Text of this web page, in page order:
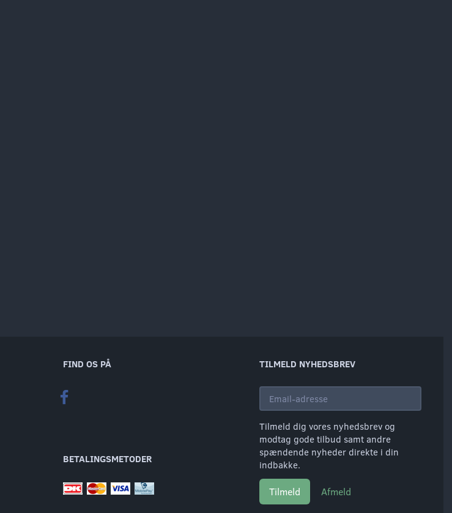
FIND OS PÅ
BETALINGSMETODER
TILMELD NYHEDSBREV
adresse
Tilmeld dig vores nyhedsbrev og
modtag gode tilbud samt andre
spændende nyheder direkte i din
indbakke.
Tilmeld Afmeld